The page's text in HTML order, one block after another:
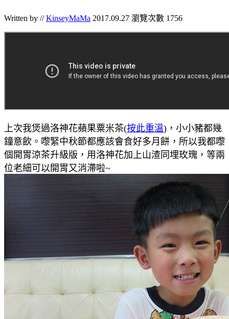
Written by //KinseyMaMa 2017.09.27 瀏覽次數 1756
上次我煲過洛神花蘋果粟米茶(按此重溫)，小小豬都幾
鐘意飲。嚟緊中秋節都應該會食好多月餅，所以我都嚟
個開胃涼茶升級版，用洛神花加上山渣同埋玫瑰，等兩
位老細可以開胃又消滯啦~